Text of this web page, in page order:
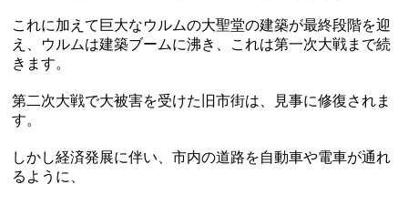
これに加えて巨大なウルムの大聖堂の建築が最終段階を迎
え、ウルムは建築ブームに沸き、これは第一次大戦まで続
きます。
第二次大戦で大被害を受けた旧市街は、見事に修復されま
す。
しかし経済発展に伴い、市内の道路を自動車や電車が通れ
るように、